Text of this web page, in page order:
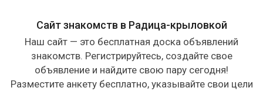
Сайт знакомств в Радица-крыловкой
Наш сайт — это бесплатная доска объявлений
знакомств. Регистрируйтесь, создайте свое
объявление и найдите свою пару сегодня!
Разместите анкету бесплатно, указывайте свои цели